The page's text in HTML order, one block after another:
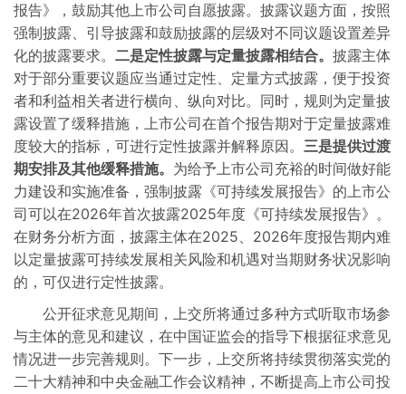
报告》，鼓励其他上市公司自愿披露。披露议题方面，按照
强制披露、引导披露和鼓励披露的层级对不同议题设置差异
化的披露要求。 二是定性披露与定量披露相结合。 披露主体
对于部分重要议题应当通过定性、定量方式披露，便于投资
者和利益相关者进行横向、纵向对比。同时，规则为定量披
露设置了缓释措施，上市公司在首个报告期对于定量披露难
度较大的指标，可进行定性披露并解释原因。 三是提供过渡
期安排及其他缓释措施。 为给予上市公司充裕的时间做好能
力建设和实施准备，强制披露《可持续发展报告》的上市公
司可以在2026年首次披露2025年度《可持续发展报告》。
在财务分析方面，披露主体在2025、2026年度报告期内难
以定量披露可持续发展相关风险和机遇对当期财务状况影响
的，可仅进行定性披露。
公开征求意见期间，上交所将通过多种方式听取市场参
与主体的意见和建议，在中国证监会的指导下根据征求意见
情况进一步完善规则。下一步，上交所将持续贯彻落实党的
二十大精神和中央金融工作会议精神，不断提高上市公司投